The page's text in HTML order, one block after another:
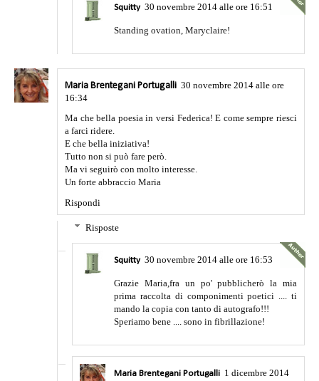
Squitty 30 novembre 2014 alle ore 16:51
Standing ovation, Maryclaire!
Maria Brentegani Portugalli 30 novembre 2014 alle ore
16:34
Ma che bella poesia in versi Federica! E come sempre riesci
a farci ridere.
E che bella iniziativa!
Tutto non si può fare però.
Ma vi seguirò con molto interesse.
Un forte abbraccio Maria
Rispondi
Risposte
Squitty 30 novembre 2014 alle ore 16:53
Grazie Maria,fra un po' pubblicherò la mia
prima raccolta di componimenti poetici .... ti
mando la copia con tanto di autografo!!!
Speriamo bene .... sono in fibrillazione!
Maria Brentegani Portugalli 1 dicembre 2014